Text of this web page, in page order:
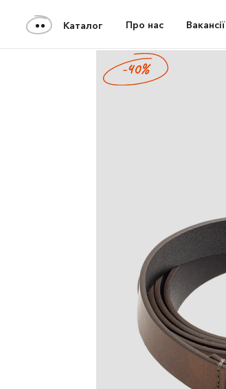
Каталог Про нас Вакансії
-40%